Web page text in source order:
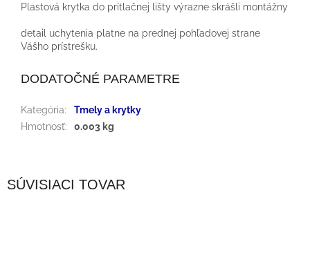
SÚVISIACI TOVAR
Plastová krytka do prítlačnej lišty výrazne skrášli montážny
detail uchytenia platne na prednej pohľadovej strane
Vášho prístrešku.
DODATOČNÉ PARAMETRE
Kategória:
Tmely a krytky
Hmotnosť: 0.003 kg